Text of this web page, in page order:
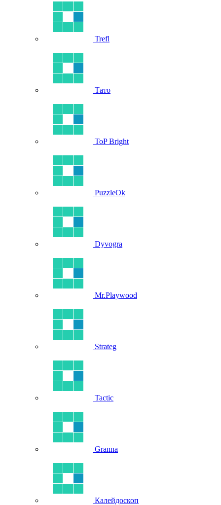
Trefl
Тато
ToP Bright
PuzzleOk
Dyvogra
Mr.Playwood
Strateg
Tactic
Granna
Калейдоскоп